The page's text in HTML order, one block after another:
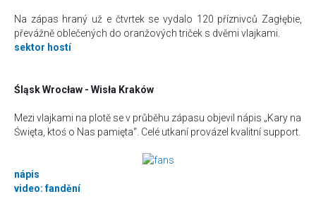
Na zápas hraný už e čtvrtek se vydalo 120 příznivců Zagłębie,
převážně oblečených do oranžových triček s dvěmi vlajkami.
sektor hostí
Śląsk Wrocław - Wisła Kraków
Mezi vlajkami na plotě se v průběhu zápasu objevil nápis „Kary na
Święta, ktoś o Nas pamięta“. Celé utkaní provázel kvalitní support.
nápis
video: fandění